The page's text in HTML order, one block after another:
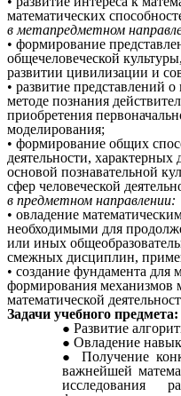
математических
в метапредметном
• формирование
общечеловеческой
развитии цивилизации и
• развитие представлений
методе познания
приобретения
моделирования;
• формирование общих
деятельности,
основой познавательной
сфер человеческой
в предметном направлении:
• овладение
необходимыми для
или иных
смежных дисциплин,
• создание фундамента для
формирования механизмов
математической
Задачи учебного предмета:
Развитие
Овладение
Получение
важнейшей
исследования